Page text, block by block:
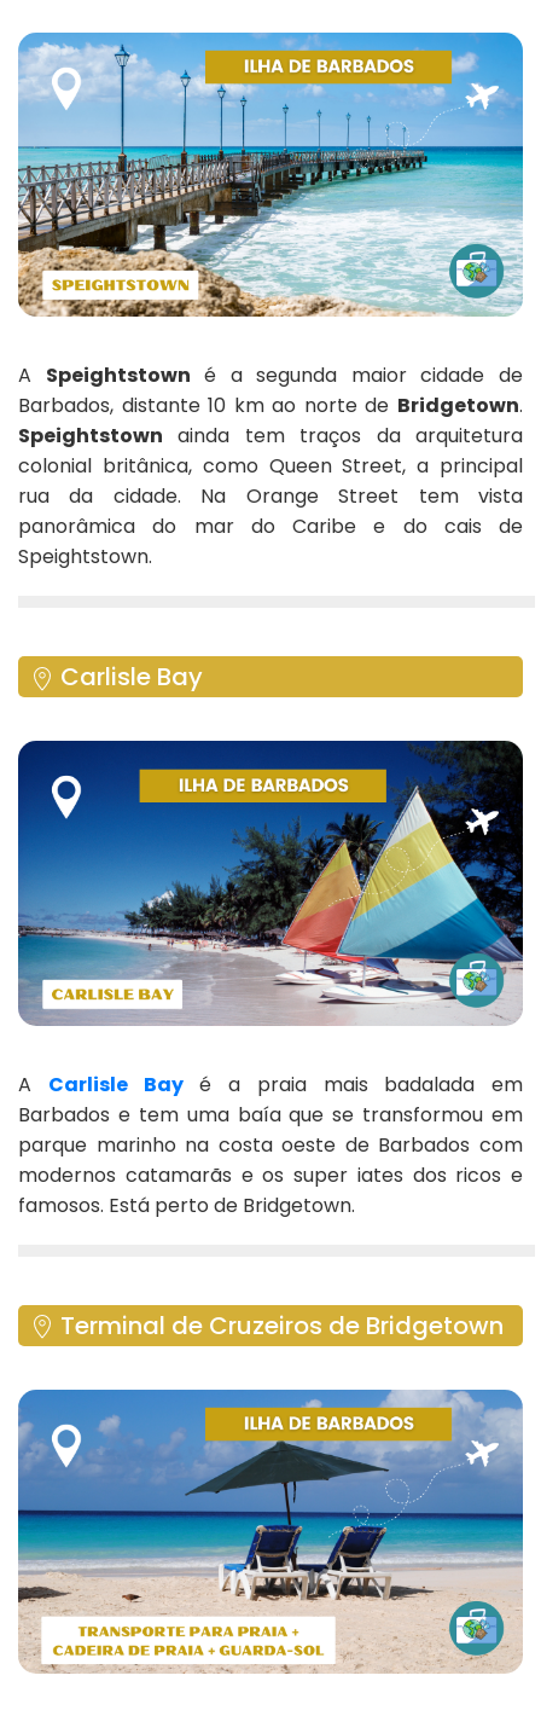
A Speightstown é a segunda maior cidade de
Barbados, distante 10 km ao norte de Bridgetown.
Speightstown ainda tem traços da arquitetura
colonial britânica, como Queen Street, a principal
rua da cidade. Na Orange Street tem vista
panorâmica do mar do Caribe e do cais de
Speightstown.
Carlisle Bay
A Carlisle Bayé a praia mais badalada em
Barbados e tem uma baía que se transformou em
parque marinho na costa oeste de Barbados com
modernos catamarãs e os super iates dos ricos e
famosos. Está perto de Bridgetown.
Terminal de Cruzeiros de Bridgetown